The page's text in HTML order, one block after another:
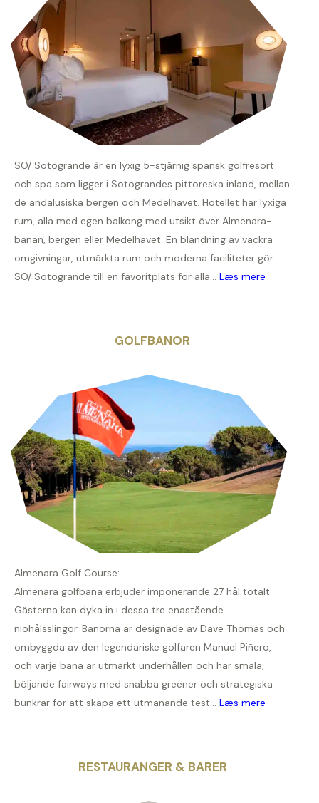
SO/ Sotogrande är en lyxig 5-stjärnig spansk golfresort
och spa som ligger i Sotograndes pittoreska inland, mellan
de andalusiska bergen och Medelhavet. Hotellet har lyxiga
rum, alla med egen balkong med utsikt över Almenara-
banan, bergen eller Medelhavet. En blandning av vackra
omgivningar, utmärkta rum och moderna faciliteter gör
SO/ Sotogrande till en favoritplats för alla... Læs mere
GOLFBANOR
Almenara Golf Course:
Almenara golfbana erbjuder imponerande 27 hål totalt.
Gästerna kan dyka in i dessa tre enastående
niohålsslingor. Banorna är designade av Dave Thomas och
ombyggda av den legendariske golfaren Manuel Piñero,
och varje bana är utmärkt underhållen och har smala,
böljande fairways med snabba greener och strategiska
bunkrar för att skapa ett utmanande test... Læs mere
RESTAURANGER & BARER